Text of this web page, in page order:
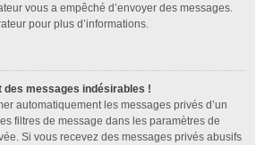
vous a empêché d’envoyer des messages.
pour plus d’informations.
messages indésirables !
automatiquement les messages privés d’un
filtres de message dans les paramètres de
Si vous recevez des messages privés abusifs